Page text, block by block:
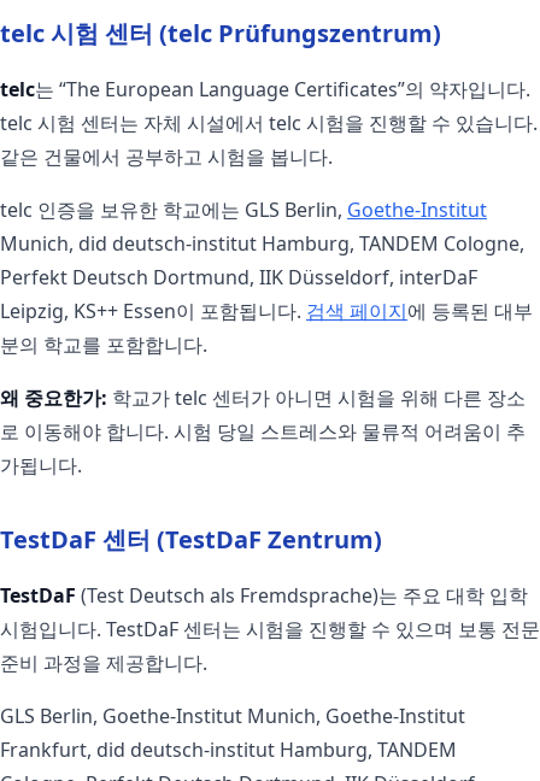
telc 시험 센터 (telc Prüfungszentrum)
telc는 “The European Language Certificates”의 약자입니다.
telc 시험 센터는 자체 시설에서 telc 시험을 진행할 수 있습니다.
같은 건물에서 공부하고 시험을 봅니다.
telc 인증을 보유한 학교에는 GLS Berlin, Goethe-Institut
Munich, did deutsch-institut Hamburg, TANDEM Cologne,
Perfekt Deutsch Dortmund, IIK Düsseldorf, interDaF
Leipzig, KS++ Essen이 포함됩니다. 검색 페이지에 등록된 대부
분의 학교를 포함합니다.
왜 중요한가: 학교가 telc 센터가 아니면 시험을 위해 다른 장소
로 이동해야 합니다. 시험 당일 스트레스와 물류적 어려움이 추
가됩니다.
TestDaF 센터 (TestDaF Zentrum)
TestDaF (Test Deutsch als Fremdsprache)는 주요 대학 입학
시험입니다. TestDaF 센터는 시험을 진행할 수 있으며 보통 전문
준비 과정을 제공합니다.
GLS Berlin, Goethe-Institut Munich, Goethe-Institut
Frankfurt, did deutsch-institut Hamburg, TANDEM